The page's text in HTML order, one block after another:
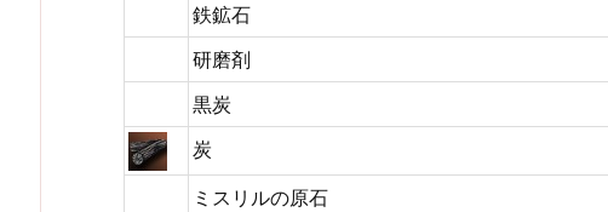
鉄鉱石
研磨剤
黒炭
炭
ミスリルの原石